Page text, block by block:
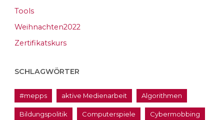
Tools
Weihnachten2022
Zertifikatskurs
SCHLAGWÖRTER
#mepps aktive Medienarbeit Algorithmen
Bildungspolitik Computerspiele Cybermobbing